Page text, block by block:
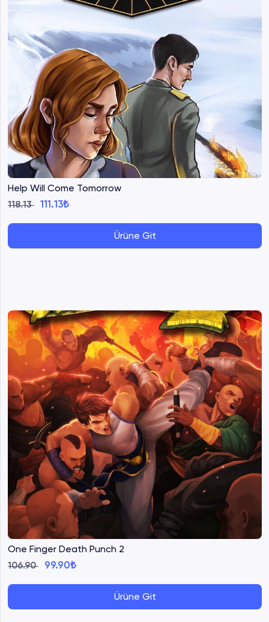
Help Will Come Tomorrow
118.13 111.13₺
Ürüne Git
One Finger Death Punch 2
106.90 99.90₺
Ürüne Git